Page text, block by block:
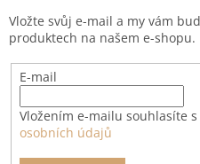
Vložte svůj e-mail a my vám
produktech na našem e-shopu.
E-mail
Vložením e-mailu souhlasíte s
osobních údajů